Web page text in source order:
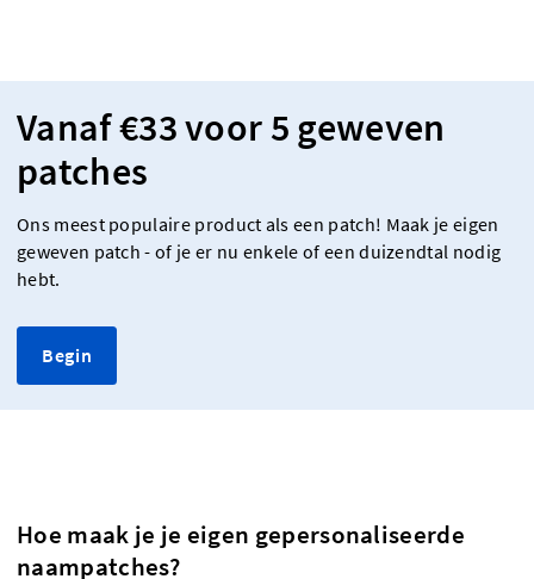
Vanaf €33 voor 5 geweven
patches
Ons meest populaire product als een patch! Maak je eigen
geweven patch - of je er nu enkele of een duizendtal nodig
hebt.
Begin
Hoe maak je je eigen gepersonaliseerde
naampatches?